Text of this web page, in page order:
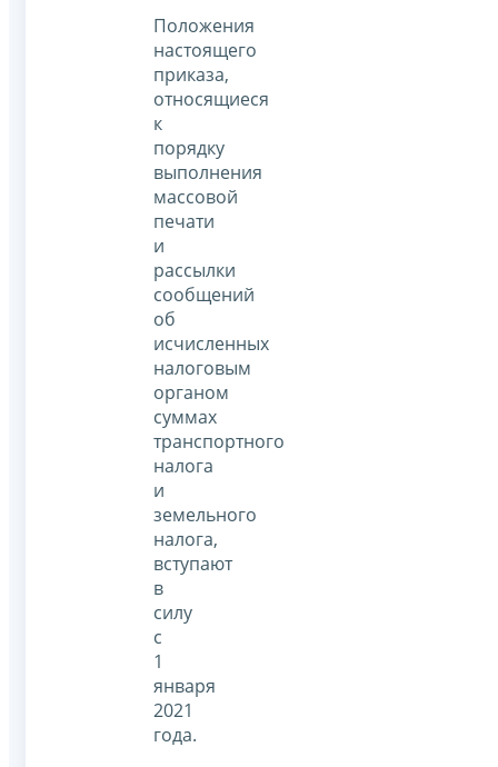
Положения
настоящего
приказа,
относящиеся
к
порядку
выполнения
массовой
печати
и
рассылки
сообщений
об
исчисленных
налоговым
органом
суммах
транспортного
налога
и
земельного
налога,
вступают
в
силу
с
1
января
2021
года.